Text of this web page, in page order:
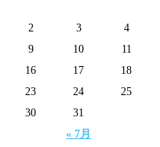
« 7月
2
3 4
9
10 11
16
17 18
23
24 25
30
31